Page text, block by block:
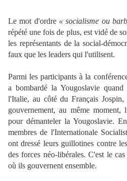
Le mot d'ordre « socialisme ou
répété une fois de plus, est vidé de
les représentants de la social-
faux que les leaders qui l'utilisent.
Parmi les participants à la
a bombardé la Yougoslavie
l'Italie, au côté du Français
gouvernement, au même
pour démanteler la Yougoslavie.
membres de l'Internationale
ont dressé leurs guillotines contre
des forces néo-libérales. C'est le
où ils gouvernent ensemble.